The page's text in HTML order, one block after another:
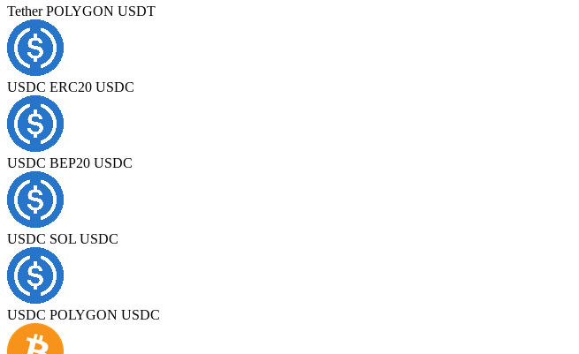
Tether POLYGON USDT
USDC ERC20 USDC
USDC BEP20 USDC
USDC SOL USDC
USDC POLYGON USDC